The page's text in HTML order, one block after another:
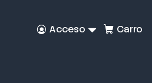
Acceso Carro